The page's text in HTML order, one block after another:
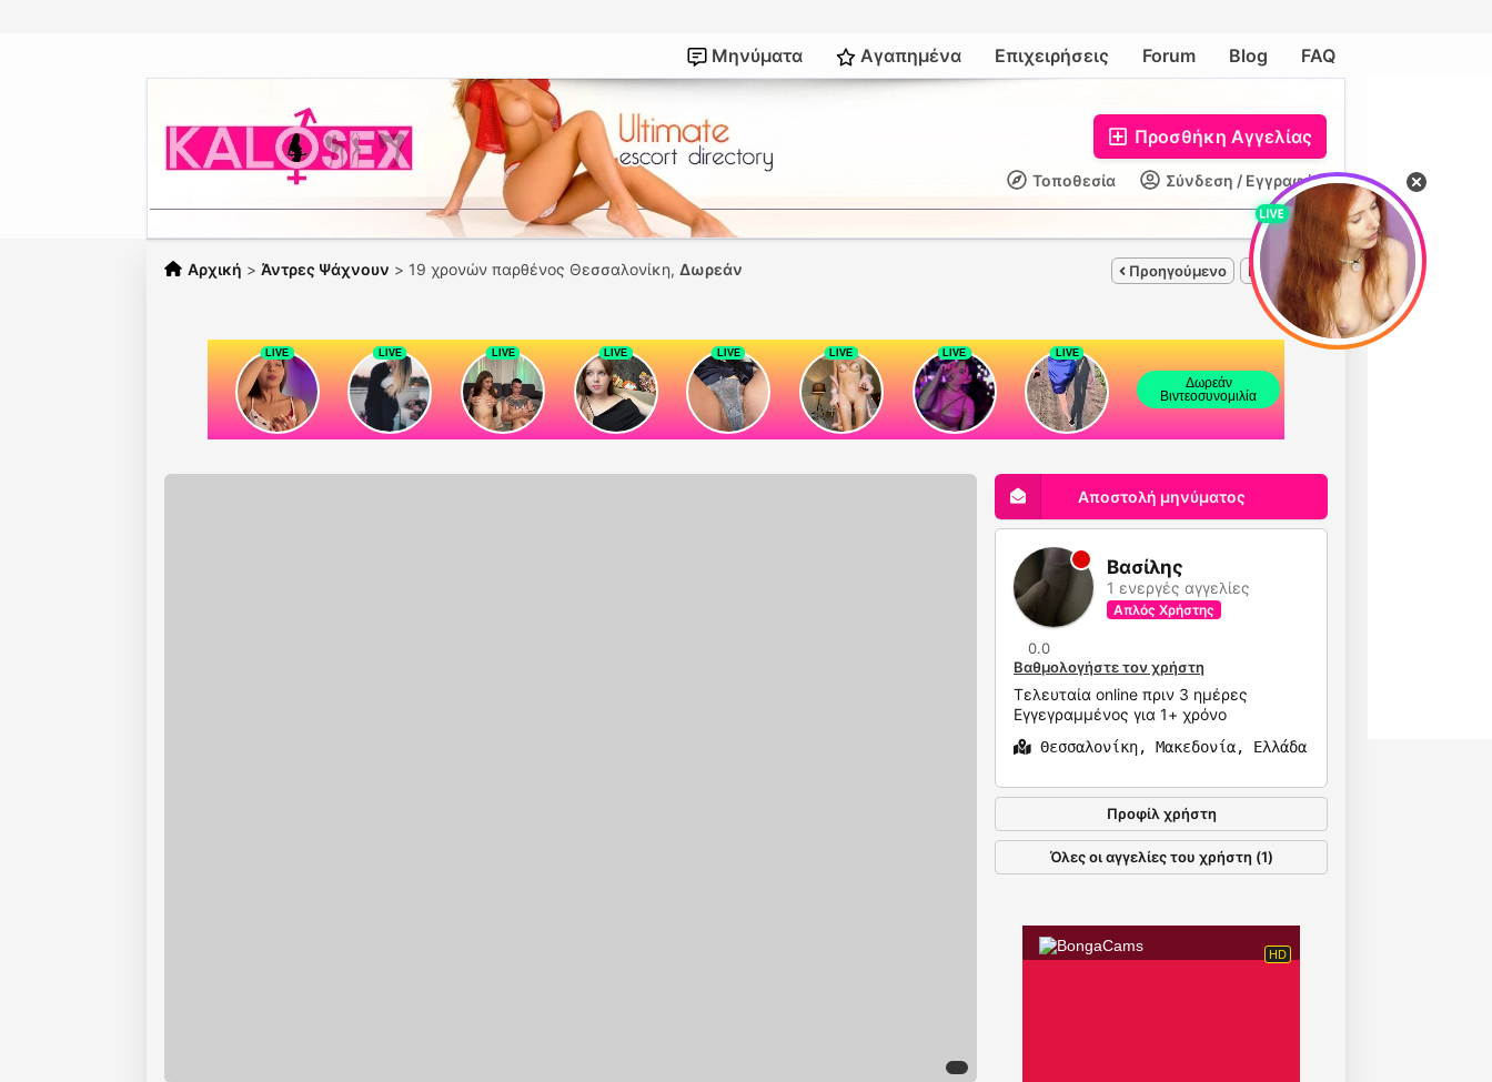
Μηνύματα Αγαπημένα Επιχειρήσεις Forum Blog FAQ
Προσθήκη Αγγελίας
Σύνδεση / Εγγραφή
Τοποθεσία
Αρχική > Άντρες Ψάχνουν > 19 χρονών παρθένος Θεσσαλονίκη, Δωρεάν Προηγούμενο Επόμενο
Αποστολή μηνύματος
Βασίλης
1 ενεργές αγγελίες
Απλός Χρήστης
0.0
Βαθμολογήστε τον χρήστη
Τελευταία online πριν 3 ημέρες
Εγγεγραμμένος για 1+ χρόνο
Θεσσαλονίκη, Μακεδονία, Ελλάδα
Προφίλ χρήστη
Όλες οι αγγελίες του χρήστη (1)